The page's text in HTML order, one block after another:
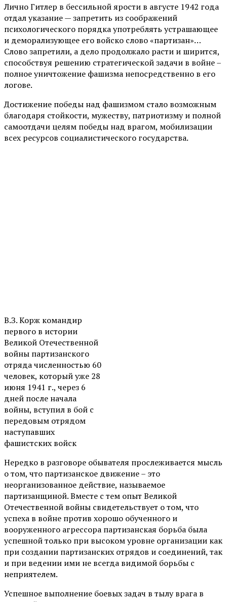
Лично Гитлер в бессильной ярости в августе 1942 года
отдал указание — запретить из соображений
психологического порядка употреблять устрашающее
и деморализующее его войско слово «партизан»…
Слово запретили, а дело продолжало расти и ширится,
способствуя решению стратегической задачи в войне –
полное уничтожение фашизма непосредственно в его
логове.
Достижение победы над фашизмом стало возможным
благодаря стойкости, мужеству, патриотизму и полной
самоотдачи целям победы над врагом, мобилизации
всех ресурсов социалистического государства.
В.З. Корж командир
первого в истории
Великой Отечественной
войны партизанского
отряда численностью 60
человек, который уже 28
июня 1941 г., через 6
дней после начала
войны, вступил в бой с
передовым отрядом
наступавших
фашистских войск
Нередко в разговоре обывателя прослеживается мысль
о том, что партизанское движение – это
неорганизованное действие, называемое
партизанщиной. Вместе с тем опыт Великой
Отечественной войны свидетельствует о том, что
успеха в войне против хорошо обученного и
вооруженного агрессора партизанская борьба была
успешной только при высоком уровне организации как
при создании партизанских отрядов и соединений, так
и при ведении ими не всегда видимой борьбы с
неприятелем.
Успешное выполнение боевых задач в тылу врага в